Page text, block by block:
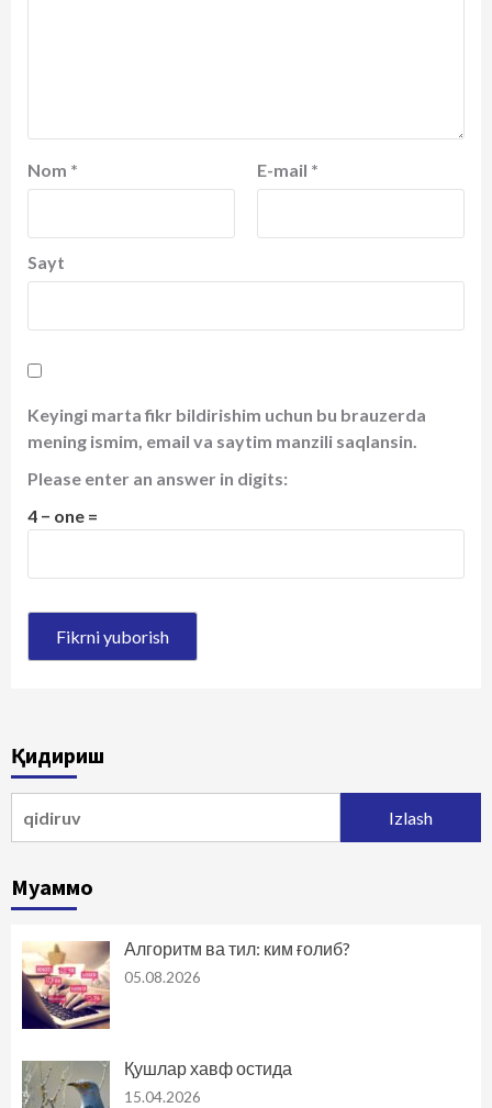
Nom * E-mail *
Sayt
Keyingi marta fikr bildirishim uchun bu brauzerda
mening ismim, email va saytim manzili saqlansin.
Please enter an answer in digits:
4 − one =
Қидириш
Муаммо
Алгоритм ва тил: ким ғолиб?
05.08.2026
Қушлар хавф остида
15.04.2026